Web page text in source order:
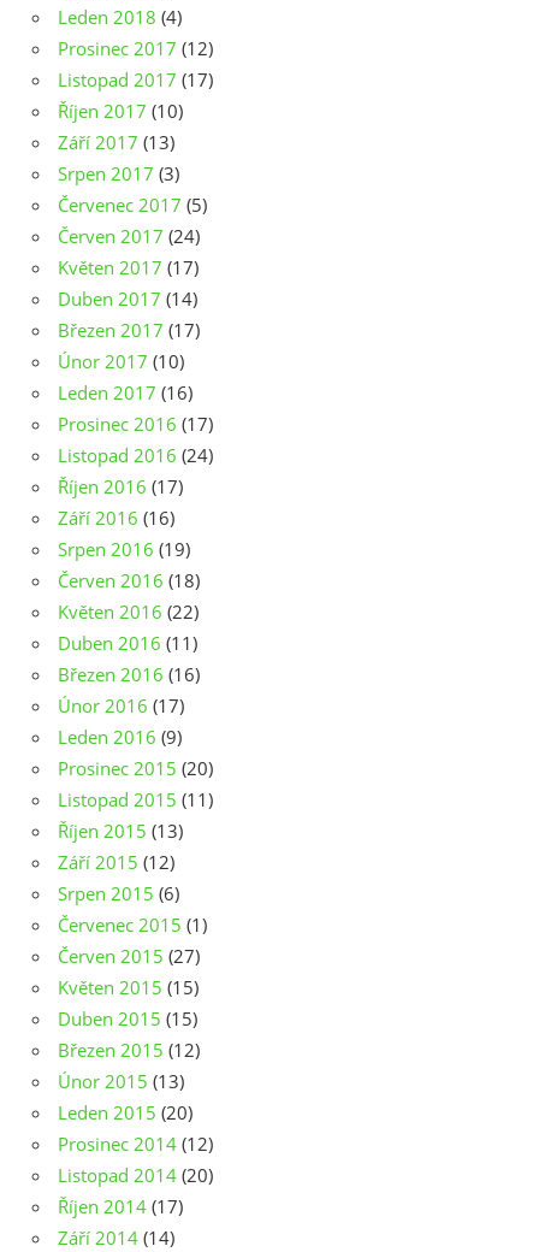
Leden 2018 (4)
Prosinec 2017 (12)
Listopad 2017 (17)
Říjen 2017 (10)
Září 2017 (13)
Srpen 2017 (3)
Červenec 2017 (5)
Červen 2017 (24)
Květen 2017 (17)
Duben 2017 (14)
Březen 2017 (17)
Únor 2017 (10)
Leden 2017 (16)
Prosinec 2016 (17)
Listopad 2016 (24)
Říjen 2016 (17)
Září 2016 (16)
Srpen 2016 (19)
Červen 2016 (18)
Květen 2016 (22)
Duben 2016 (11)
Březen 2016 (16)
Únor 2016 (17)
Leden 2016 (9)
Prosinec 2015 (20)
Listopad 2015 (11)
Říjen 2015 (13)
Září 2015 (12)
Srpen 2015 (6)
Červenec 2015 (1)
Červen 2015 (27)
Květen 2015 (15)
Duben 2015 (15)
Březen 2015 (12)
Únor 2015 (13)
Leden 2015 (20)
Prosinec 2014 (12)
Listopad 2014 (20)
Říjen 2014 (17)
Září 2014 (14)